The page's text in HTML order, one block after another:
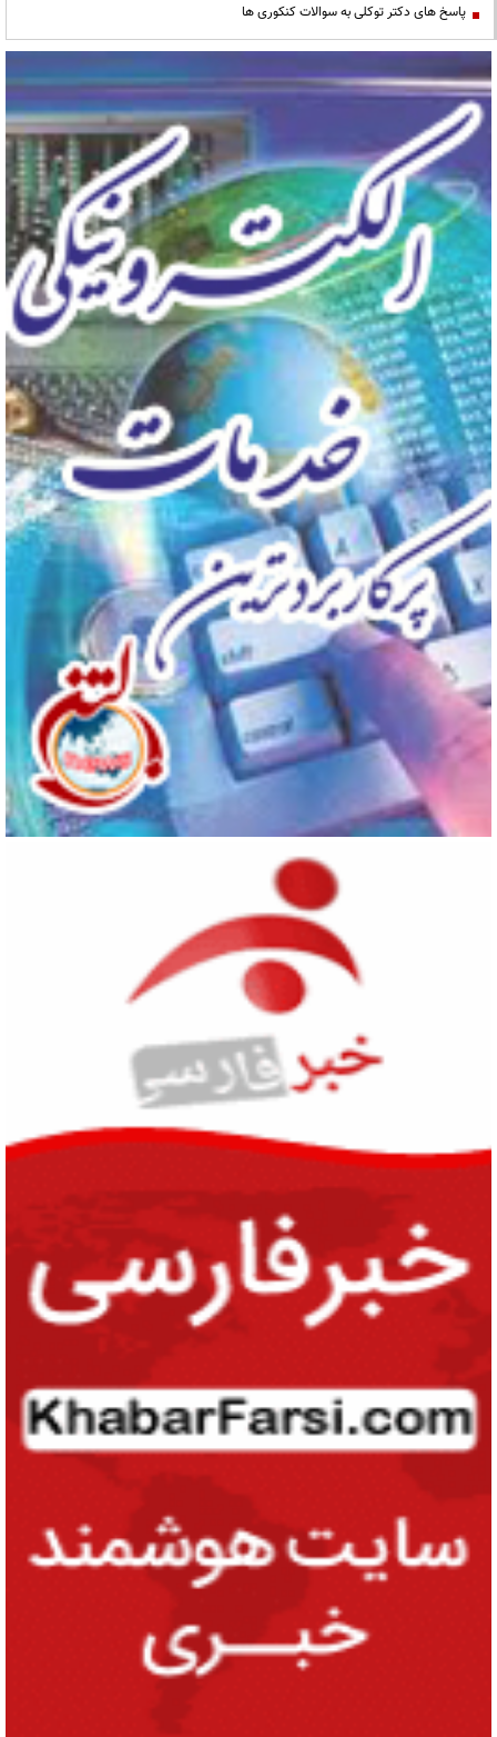
پاسخ های دکتر توکلی به سوالات کنکوری ها